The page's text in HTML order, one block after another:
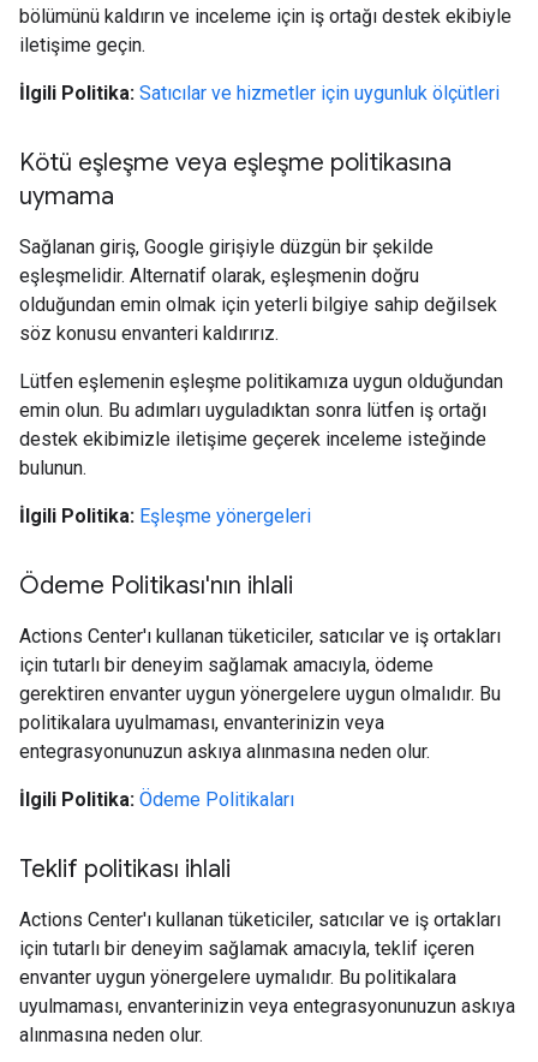
bölümünü kaldırın ve inceleme için iş ortağı destek ekibiyle
iletişime geçin.
İlgili Politika: Satıcılar ve hizmetler için uygunluk ölçütleri
Kötü eşleşme veya eşleşme politikasına
uymama
Sağlanan giriş, Google girişiyle düzgün bir şekilde
eşleşmelidir. Alternatif olarak, eşleşmenin doğru
olduğundan emin olmak için yeterli bilgiye sahip değilsek
söz konusu envanteri kaldırırız.
Lütfen eşlemenin eşleşme politikamıza uygun olduğundan
emin olun. Bu adımları uyguladıktan sonra lütfen iş ortağı
destek ekibimizle iletişime geçerek inceleme isteğinde
bulunun.
İlgili Politika: Eşleşme yönergeleri
Ödeme Politikası'nın ihlali
Actions Center'ı kullanan tüketiciler, satıcılar ve iş ortakları
için tutarlı bir deneyim sağlamak amacıyla, ödeme
gerektiren envanter uygun yönergelere uygun olmalıdır. Bu
politikalara uyulmaması, envanterinizin veya
entegrasyonunuzun askıya alınmasına neden olur.
İlgili Politika: Ödeme Politikaları
Teklif politikası ihlali
Actions Center'ı kullanan tüketiciler, satıcılar ve iş ortakları
için tutarlı bir deneyim sağlamak amacıyla, teklif içeren
envanter uygun yönergelere uymalıdır. Bu politikalara
uyulmaması, envanterinizin veya entegrasyonunuzun askıya
alınmasına neden olur.